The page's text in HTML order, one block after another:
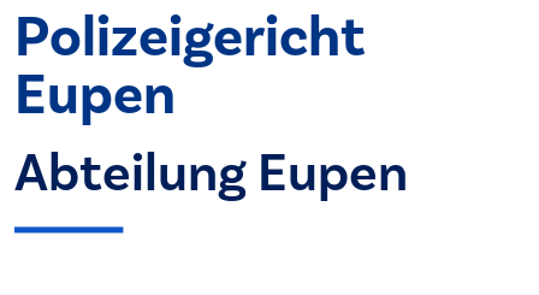
Polizeigericht
Eupen
Abteilung Eupen